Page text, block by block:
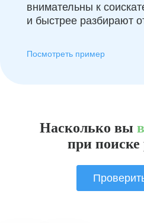
внимательны к
и быстрее разбирают
Посмотреть пример
Насколько вы
при поиске